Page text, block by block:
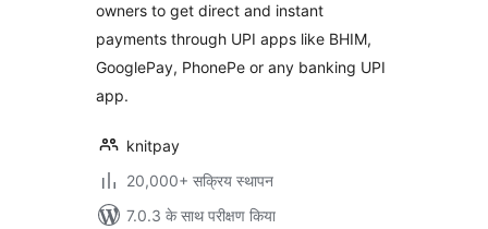
owners to get direct and instant
payments through UPI apps like BHIM,
GooglePay, PhonePe or any banking UPI
app.
knitpay
20,000+ सक्रिय स्थापन
7.0.3 के साथ परीक्षण किया